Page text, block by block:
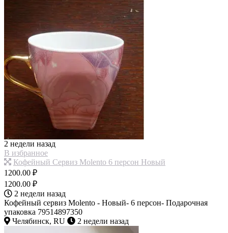
2 недели назад
В избранное
Кофейный Сервиз Molento 6 персон Новый
1200.00 ₽
1200.00 ₽
2 недели назад
Кофейный сервиз Molento - Новый- 6 персон- Подарочная
упаковка 79514897350
Челябинск, RU
2 недели назад